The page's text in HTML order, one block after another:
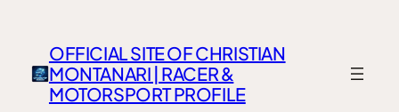
OFFICIAL SITE OF CHRISTIAN
MONTANARI | RACER &
MOTORSPORT PROFILE